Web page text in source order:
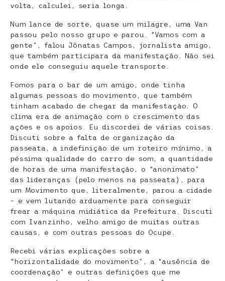
volta, calculei, seria longa.
Num lance de sorte, quase um milagre, uma Van
passou pelo nosso grupo e parou. “Vamos com a
gente”, falou Jônatas Campos, jornalista amigo,
que também participara da manifestação. Não sei
onde ele conseguiu aquele transporte.
Fomos para o bar de um amigo, onde tinha
algumas pessoas do movimento, que também
tinham acabado de chegar da manifestação. O
clima era de animação com o crescimento das
ações e os apoios. Eu discordei de várias coisas.
Discuti sobre a falta de organização da
passeata, a indefinição de um roteiro mínimo, a
péssima qualidade do carro de som, a quantidade
de horas de uma manifestação, o “anonimato”
das lideranças (pelo menos na passeata), para
um Movimento que, literalmente, parou a cidade
– e vem lutando arduamente para conseguir
frear a máquina midiática da Prefeitura. Discuti
com Ivanzinho, velho amigo de muitas outras
causas, e com outras pessoas do Ocupe.
Recebi várias explicações sobre a
“horizontalidade do movimento”, a “ausência de
coordenação” e outras definições que me